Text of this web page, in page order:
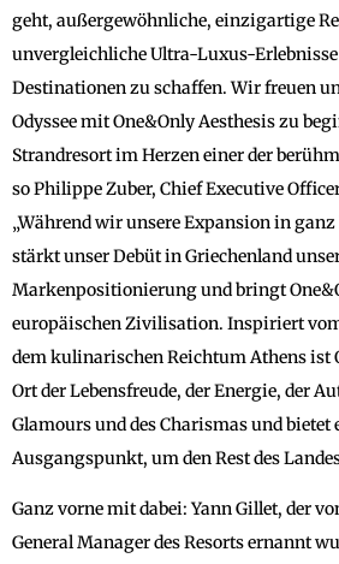
geht, außergewöhnliche, einzigartige
unvergleichliche Ultra-Luxus-
Destinationen zu schaffen. Wir freuen
Odyssee mit One&Only Aesthesis zu
Strandresort im Herzen einer der
so Philippe Zuber, Chief Executive
„Während wir unsere Expansion in
stärkt unser Debüt in Griechenland
Markenpositionierung und bringt
europäischen Zivilisation. Inspiriert
dem kulinarischen Reichtum Athens ist
Ort der Lebensfreude, der Energie, der
Glamours und des Charismas und
Ausgangspunkt, um den Rest des
Ganz vorne mit dabei: Yann Gillet, der
General Manager des Resorts ernannt